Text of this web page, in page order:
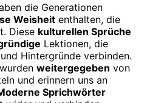
die Generationen
Weisheit enthalten, die
Diese kulturellen Sprüche
Lektionen, die
Hintergründe verbinden.
weitergegeben von
und erinnern uns an
Sprichwörter